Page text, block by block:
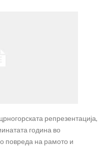
репрезентација,
година во
повреда на рамото и